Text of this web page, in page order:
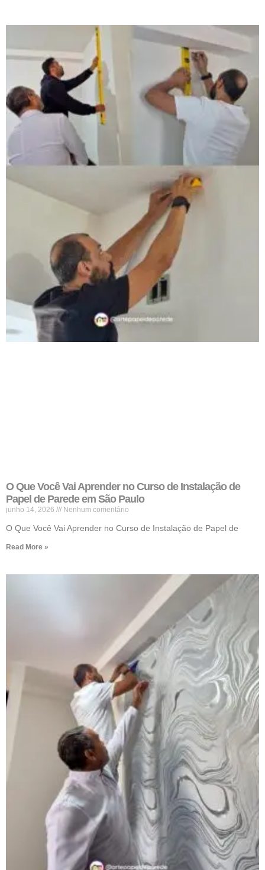
O Que Você Vai Aprender no Curso de Instalação de
Papel de Parede em São Paulo
junho 14, 2026 Nenhum comentário
O Que Você Vai Aprender no Curso de Instalação de Papel de
Read More »